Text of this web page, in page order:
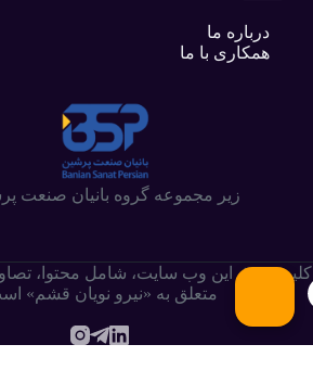
درباره ما
همکاری با ما
زیر مجموعه گروه بانیان صنعت
کلیه حقوق این وب سایت،‌ شامل محتوا،
متعلق به «نیرو نویان قشم»